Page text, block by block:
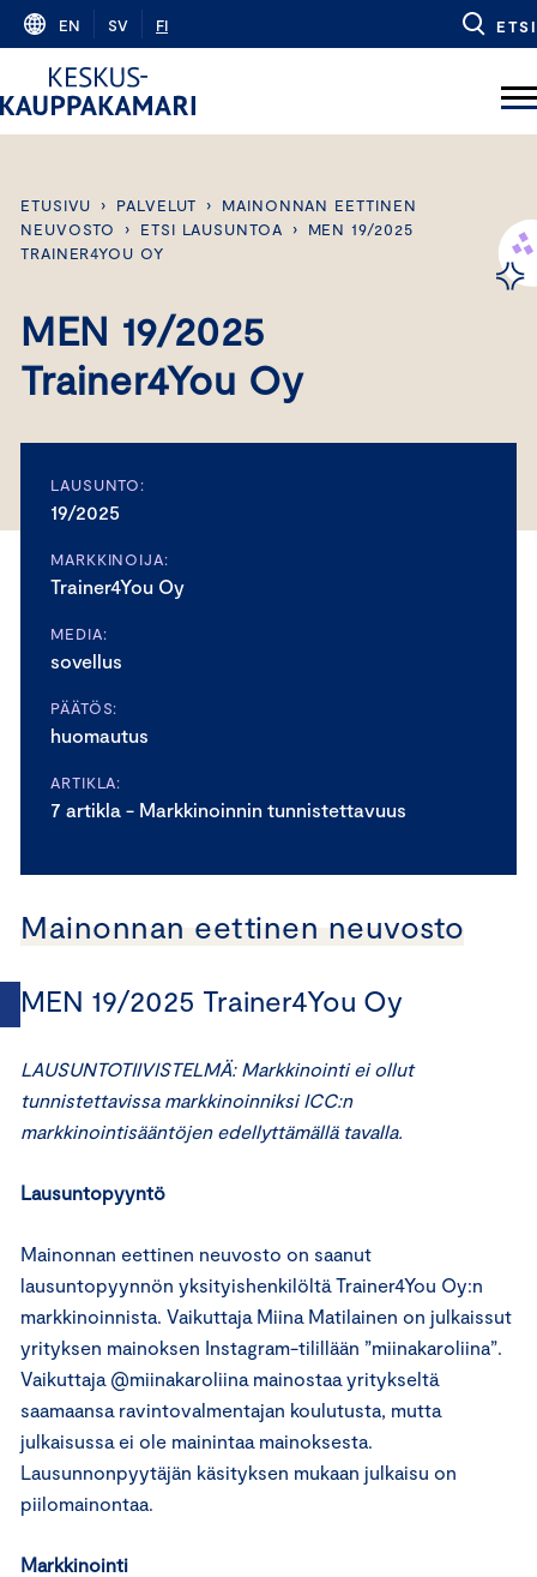
Skip
content
EN SV FI ETSI
ETUSIVU › PALVELUT ›
MAINONNAN EETTINEN
NEUVOSTO
› ETSI LAUSUNTOA ›
MEN 19/2025
TRAINER4YOU OY
MEN 19/2025
Trainer4You Oy
LAUSUNTO:
19/2025
MARKKINOIJA:
Trainer4You Oy
MEDIA:
sovellus
PÄÄTÖS:
huomautus
ARTIKLA:
7 artikla - Markkinoinnin tunnistettavuus
Mainonnan eettinen neuvosto
MEN 19/2025 Trainer4You Oy
LAUSUNTOTIIVISTELMÄ: Markkinointi ei ollut
tunnistettavissa markkinoinniksi ICC:n
markkinointisääntöjen edellyttämällä tavalla.
Lausuntopyyntö
Mainonnan eettinen neuvosto on saanut
lausuntopyynnön yksityishenkilöltä Trainer4You Oy:n
markkinoinnista. Vaikuttaja Miina Matilainen on julkaissut
yrityksen mainoksen Instagram-tilillään ”miinakaroliina”.
Vaikuttaja @miinakaroliina mainostaa yritykseltä
saamaansa ravintovalmentajan koulutusta, mutta
julkaisussa ei ole mainintaa mainoksesta.
Lausunnonpyytäjän käsityksen mukaan julkaisu on
piilomainontaa.
Markkinointi